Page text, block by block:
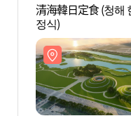
清海韓日定食 (청해
정식)